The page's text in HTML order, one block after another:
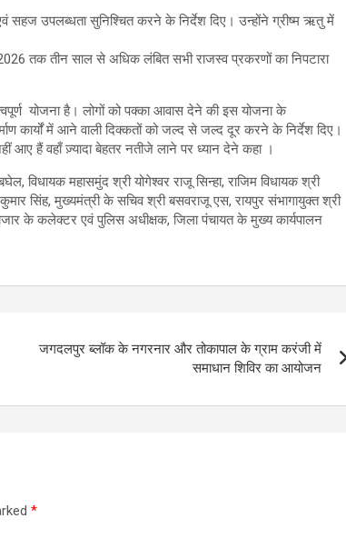
उपलब्धता सुनिश्चित करने के निर्देश दिए। उन्होंने ग्रीष्म ऋतु में
2026 तक तीन साल से अधिक लंबित सभी राजस्व प्रकरणों का निपटारा
योजना है। लोगों को पक्का आवास देने की इस योजना के
कार्यों में आने वाली दिक्कतों को जल्द से जल्द दूर करने के निर्देश दिए।
आए हैं वहाँ ज़्यादा बेहतर नतीजे लाने पर ध्यान देने कहा ।
विधायक महासमुंद श्री योगेश्वर राजू सिन्हा, राजिम विधायक श्री
सिंह, मुख्यमंत्री के सचिव श्री बसवराजू एस, रायपुर संभागायुक्त श्री
के कलेक्टर एवं पुलिस अधीक्षक, जिला पंचायत के मुख्य कार्यपालन
जगदलपुर ब्लॉक के नगरनार और तोकापाल के ग्राम करंजी में
समाधान शिविर का आयोजन
*